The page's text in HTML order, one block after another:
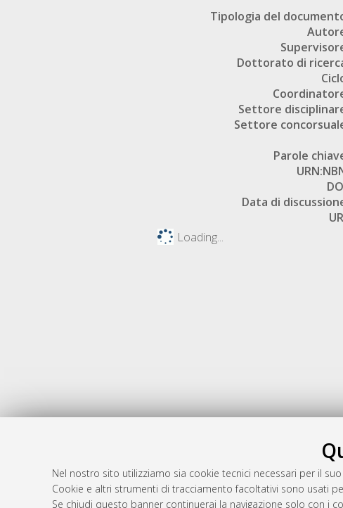
Nel nostro sito utilizziamo sia cookie tecnici necessari per il
Cookie e altri strumenti di tracciamento facoltativi sono usati
Se chiudi questo banner continuerai la navigazione solo con i
Tipologia del
Dottorato di
Settore
Settore
Parole
Data di
Loading...
Atom
Rss 1.0
AMS Dottorato
ISSN: 2038-7946